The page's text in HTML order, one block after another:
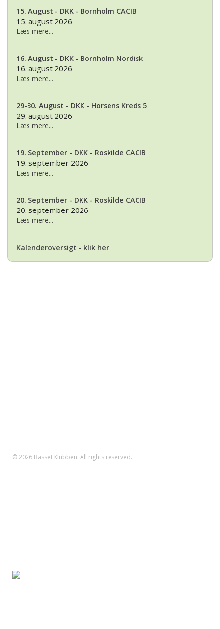
15. August - DKK - Bornholm CACIB
15. august 2026
Læs mere...
16. August - DKK - Bornholm Nordisk
16. august 2026
Læs mere...
29-30. August - DKK - Horsens Kreds 5
29. august 2026
Læs mere...
19. September - DKK - Roskilde CACIB
19. september 2026
Læs mere...
20. September - DKK - Roskilde CACIB
20. september 2026
Læs mere...
Kalenderoversigt - klik her
© 2026 Basset Klubben. All rights reserved.